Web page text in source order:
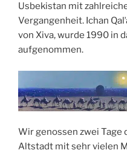
Usbekistan mit
Vergangenheit. Ichan
von Xiva, wurde 1990 in
aufgenommen.
Wir genossen zwei
Altstadt mit sehr vielen